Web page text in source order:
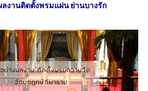
ลงานติดตั้งพรมแผ่น ย่านบางรัก